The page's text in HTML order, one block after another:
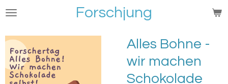
Zum
springen
Forschjung
Alles Bohne -
wir machen
Schokolade